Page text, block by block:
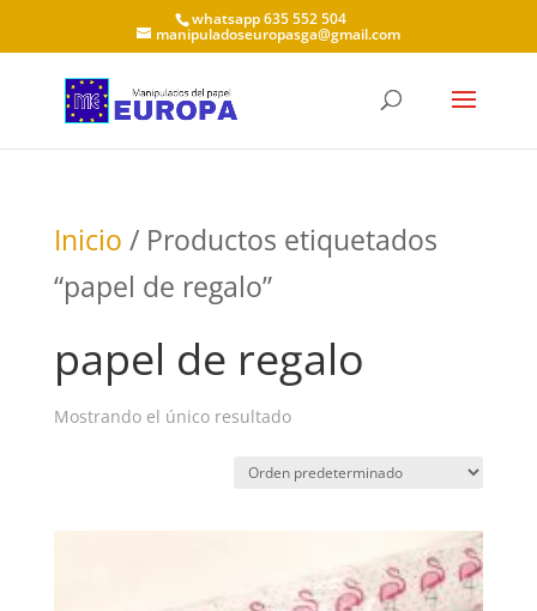
whatsapp 635 552 504
manipuladoseuropasga@gmail.com
Inicio / Productos etiquetados
“papel de regalo”
papel de regalo
Mostrando el único resultado